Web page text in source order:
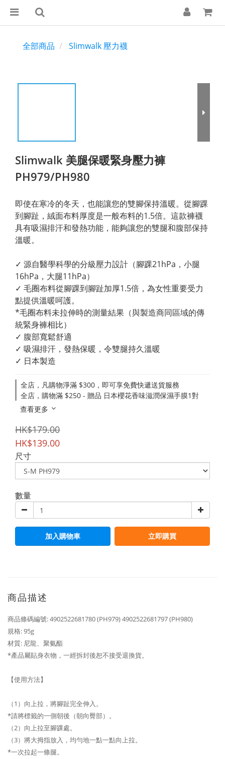
全部商品 Slimwalk 壓力襪
Slimwalk 美腿保暖緊身壓力褲
PH979/PH980
即使在寒冷的冬天，也能讓您的雙腳保持溫暖。從腳踝
到腳趾，絨面布料厚度是一般布料的1.5倍。這款褲襪
具有吸濕排汗和發熱功能，能夠讓您的雙腿和腹部保持
溫暖。
✓ 源自醫學科學的分級壓力設計（腳踝21hPa，小腿
16hPa，大腿11hPa）
✓ 毛圈布料從腳踝到腳趾加厚1.5倍，為女性重要受力
點提供溫暖呵護。
*毛圈布料未拉伸時的測量結果（與製造商同區域的傳
統緊身褲相比）
✓ 腹部寬鬆舒適
✓ 吸濕排汗，發熱保暖，令雙腿持久溫暖
✓ 日本製造
全店，凡購物淨滿 $300，即可享免費快遞送貨服務
全店，購物滿 $250 - 贈品 日本櫻花香味滋潤保濕手膜1對
查看更多
HK$179.00
HK$139.00
尺寸
數量
加入購物車 立即購買
商品描述
商品條碼編號: 4902522681780 (PH979) 4902522681797 (PH980)
規格: 95g
材質: 尼龍、聚氨酯
*​​產品屬貼身衣物，一經拆封後恕不接受退換貨。
【使用方法】
（1）向上拉，將腳趾完全伸入。
*請將標籤的一側朝後（朝向臀部）。
（2）向上拉至腳踝處。
（3）將大拇指放入，均勻地一點一點向上拉。
*一次拉起一條腿。